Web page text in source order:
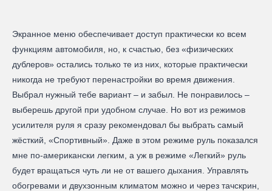
Экранное меню обеспечивает доступ практически ко всем
функциям автомобиля, но, к счастью, без «физических
дублеров» остались только те из них, которые практически
никогда не требуют перенастройки во время движения.
Выбрал нужный тебе вариант – и забыл. Не понравилось –
выберешь другой при удобном случае. Но вот из режимов
усилителя руля я сразу рекомендовал бы выбрать самый
жёсткий, «Спортивный». Даже в этом режиме руль показался
мне по-американски легким, а уж в режиме «Легкий» руль
будет вращаться чуть ли не от вашего дыхания. Управлять
обогревами и двухзонным климатом можно и через тачскрин,